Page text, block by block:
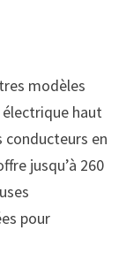
modèles
électrique haut
conducteurs en
jusqu’à 260
pour